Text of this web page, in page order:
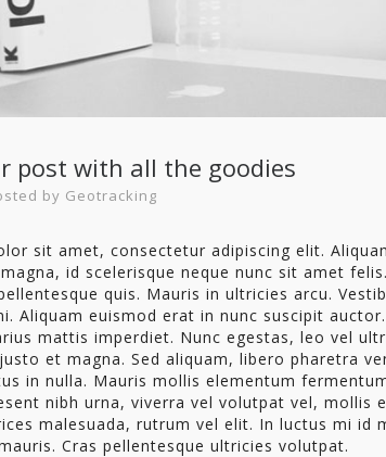
post with all the goodies
by Geotracking
sit amet, consectetur adipiscing elit.
id scelerisque neque nunc sit amet
quis. Mauris in ultricies arcu.
Aliquam euismod erat in nunc suscipit
mattis imperdiet. Nunc egestas, leo vel
et magna. Sed aliquam, libero pharetra
in nulla. Mauris mollis elementum
nibh urna, viverra vel volutpat vel, mollis
malesuada, rutrum vel elit. In luctus mi id
Cras pellentesque ultricies volutpat.